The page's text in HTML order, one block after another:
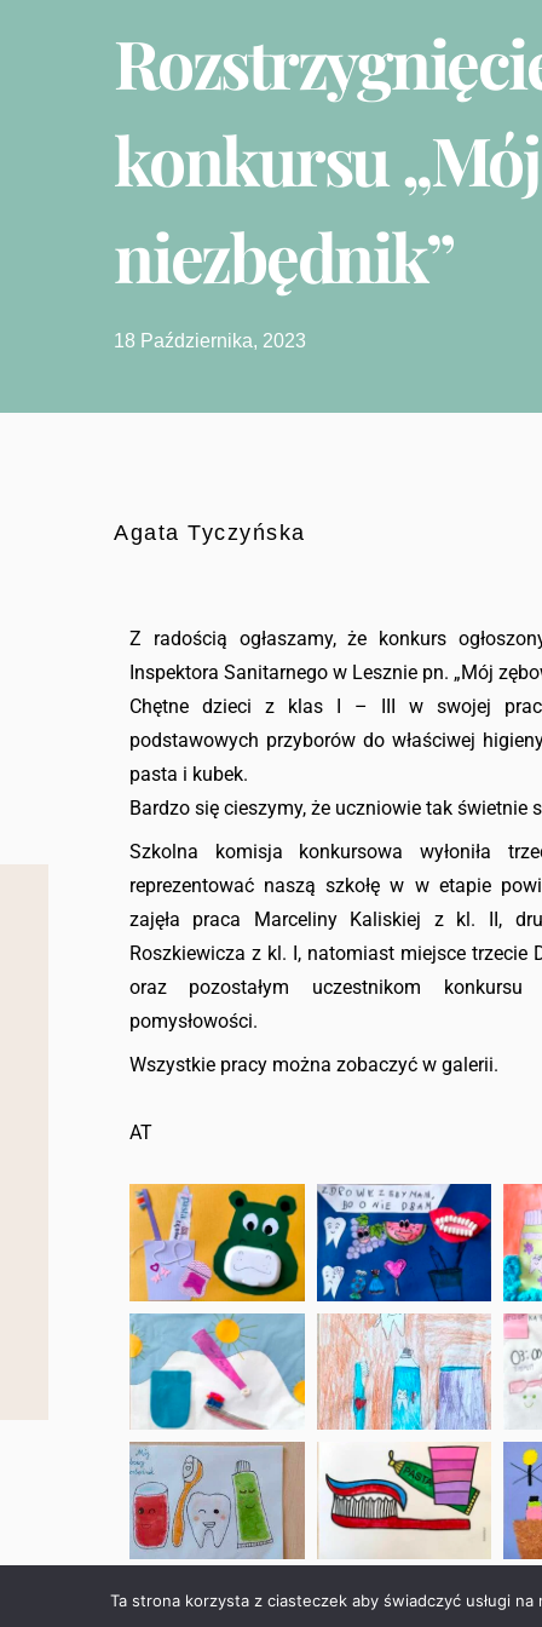
konkursu
niezbędnik”
18 Października, 2023
Agata Tyczyńska
Z radością ogłaszamy, że konkurs
Inspektora Sanitarnego w Lesznie pn. „Mój
Chętne dzieci z klas I – III w swojej
podstawowych przyborów do właściwej
pasta i kubek.
Bardzo się cieszymy, że uczniowie tak świetnie
Szkolna komisja konkursowa wyłoniła
reprezentować naszą szkołę w w etapie
zajęła praca Marceliny Kaliskiej z kl. II,
Roszkiewicza z kl. I, natomiast miejsce trzecie
oraz pozostałym uczestnikom
pomysłowości.
Wszystkie pracy można zobaczyć w galerii.
AT
Ta strona korzysta z ciasteczek aby świadczyć usługi